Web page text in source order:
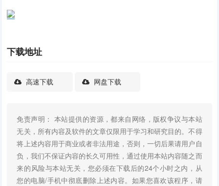
下载地址
高速下载 网盘下载
免责声明： 本站提供的资源，都来自网络，版权争议与本站
无关，所有内容及软件的文章仅限用于学习和研究目的。不得
将上述内容用于商业或者非法用途，否则，一切后果请用户自
负，我们不保证内容的长久可用性，通过使用本站内容随之而
来的风险与本站无关，您必须在下载后的24个小时之内，从
您的电脑/手机中彻底删除上述内容。如果您喜欢该程序，请